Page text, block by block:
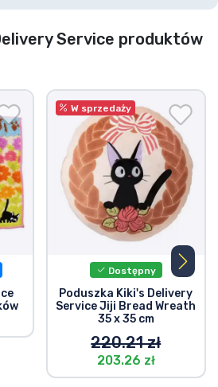
Service produktów
W sprzedaży
Dostępny
Poduszka Kiki's Delivery
Service Jiji Bread Wreath
35 x 35 cm
220.21 zł
203.26 zł